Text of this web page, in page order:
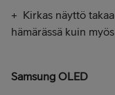
+ Kirkas näyttö
hämärässä kuin
Samsung OLED